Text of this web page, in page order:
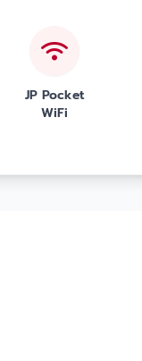
JP Pocket
WiFi